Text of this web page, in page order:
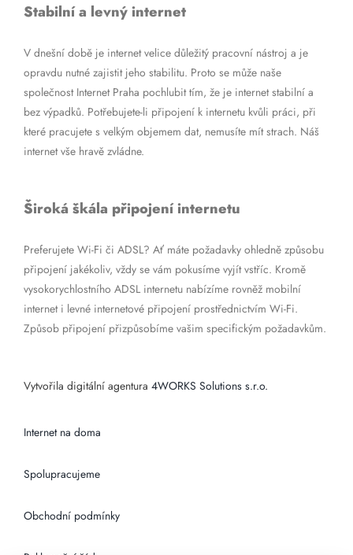
Stabilní a levný internet
V dnešní době je internet velice důležitý pracovní nástroj a je
opravdu nutné zajistit jeho stabilitu. Proto se může naše
společnost Internet Praha pochlubit tím, že je internet stabilní a
bez výpadků. Potřebujete-li připojení k internetu kvůli práci, při
které pracujete s velkým objemem dat, nemusíte mít strach. Náš
internet vše hravě zvládne.
Široká škála připojení internetu
Preferujete Wi-Fi či ADSL? Ať máte požadavky ohledně způsobu
připojení jakékoliv, vždy se vám pokusíme vyjít vstříc. Kromě
vysokorychlostního ADSL internetu nabízíme rovněž mobilní
internet i levné internetové připojení prostřednictvím Wi-Fi.
Způsob připojení přizpůsobíme vašim specifickým požadavkům.
Vytvořila digitální agentura 4WORKS Solutions s.r.o.
Internet na doma
Spolupracujeme
Obchodní podmínky